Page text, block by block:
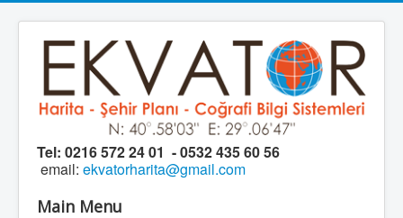
Tel: 0216 572 24 01 - 0532 435 60 56
email: ekvatorharita@gmail.com
Main Menu